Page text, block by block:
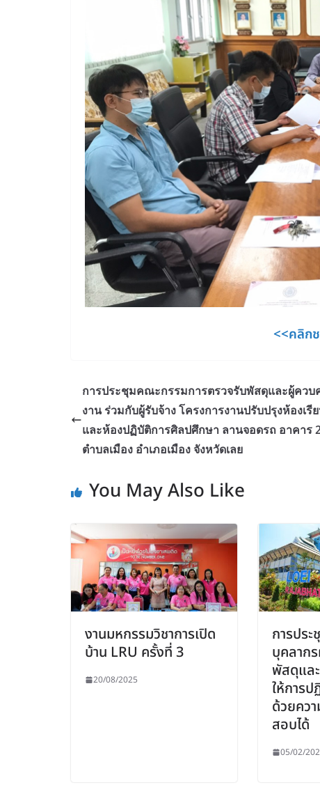
<<คลิก
การประชุมคณะกรรมการตรวจรับพัสดุและผู้ควบ
งาน ร่วมกับผู้รับจ้าง โครงการงานปรับปรุงห้องเรี
และห้องปฏิบัติการศิลปศึกษา ลานจอดรถ อาคาร
ตำบลเมือง อำเภอเมือง จังหวัดเลย
You May Also Like
งานมหกรรมวิชาการเปิด
บ้าน LRU ครั้งที่ 3
20/08/2025
การปร
บุคลาก
พัสดุแล
ให้การป
ด้วยคว
สอบได้
05/02/